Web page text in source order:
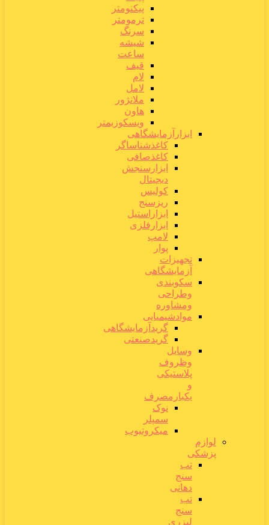
پیکنومتر
ترمومتر
سرنگ
شیشه
ساعت
قیف
لام
لامل
ملانژور
هاون
ویسکوزیمتر
ابزارآزمایشگاهی
کاغذشناساگر
کاغذصافی
ابزارسنجش
دیجیتال
کولیس
ریزسنج
ابزاراستیل
ابزارفلزی
لامپ
پوار
تجهیزات
آزمایشگاهی
سکوبندی
وطراحی
ومشاوره
موادشیمیایی
گریدآزمایشگاهی
گریدصنعتی
وسایل
وظروف
پلاستیکی
و
یکبارمصرف
نوک
سمپلر
میکروتیوب
لوازم
پزشکی
تب
سنج
دهانی
تب
سنج
لیزری